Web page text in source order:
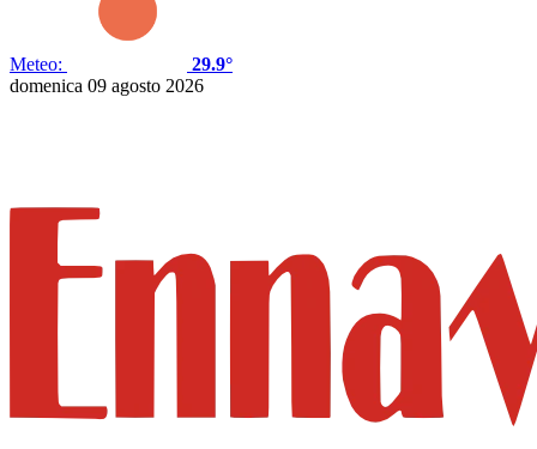
Meteo:
29.9°
domenica 09 agosto 2026